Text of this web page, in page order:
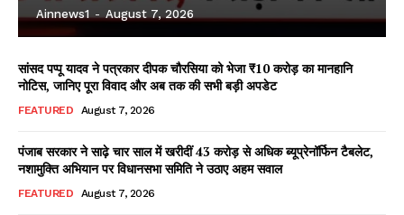
Ainnews1 - August 7, 2026
सांसद पप्पू यादव ने पत्रकार दीपक चौरसिया को भेजा ₹10 करोड़ का मानहानि
नोटिस, जानिए पूरा विवाद और अब तक की सभी बड़ी अपडेट
FEATURED August 7, 2026
पंजाब सरकार ने साढ़े चार साल में खरीदीं 43 करोड़ से अधिक ब्यूप्रेनॉर्फिन टैबलेट,
नशामुक्ति अभियान पर विधानसभा समिति ने उठाए अहम सवाल
FEATURED August 7, 2026